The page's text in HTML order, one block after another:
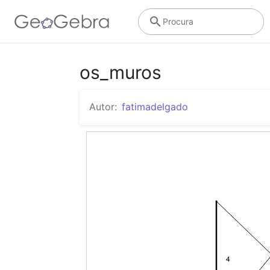
Procura
os_muros
Autor: fatimadelgado